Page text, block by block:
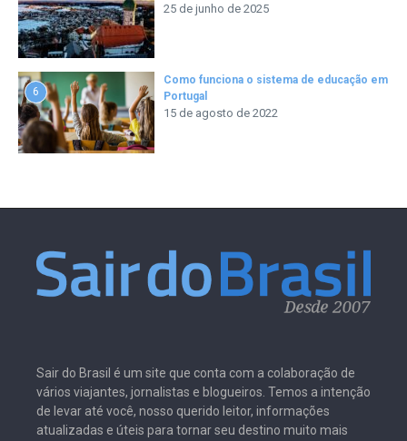
25 de junho de 2025
6
Como funciona o sistema de educação em
Portugal
15 de agosto de 2022
Sair do Brasil é um site que conta com a colaboração de
vários viajantes, jornalistas e blogueiros. Temos a intenção
de levar até você, nosso querido leitor, informações
atualizadas e úteis para tornar seu destino muito mais